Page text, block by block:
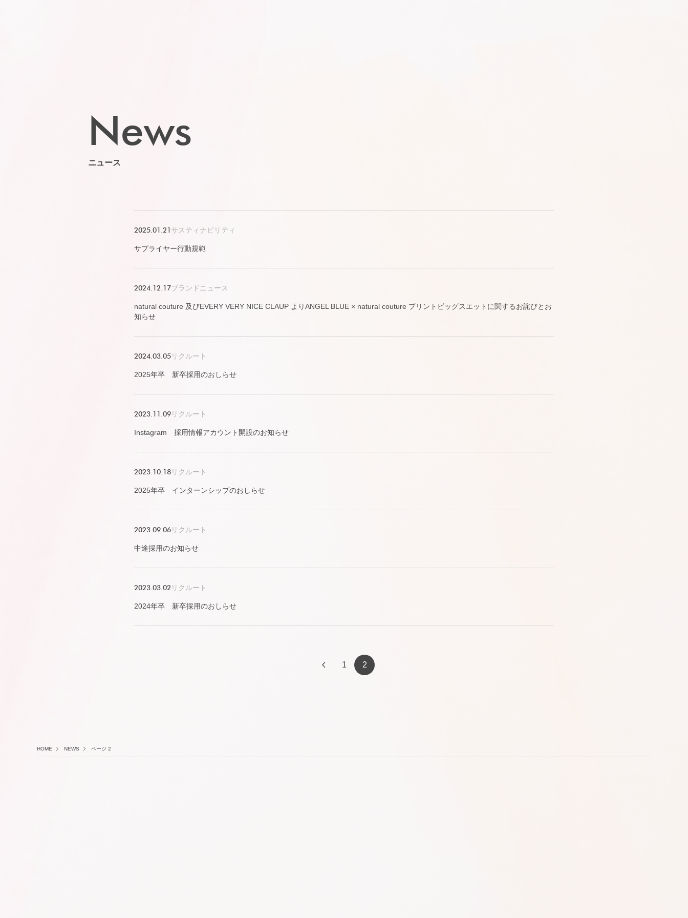
News
ニュース
2025.01.21サスティナビリティ
サプライヤー行動規範
2024.12.17ブランドニュース
natural couture 及びEVERY VERY NICE CLAUP よりANGEL BLUE × natural couture プリントビッグスエットに関するお詫びとお
知らせ
2024.03.05リクルート
2025年卒 新卒採用のおしらせ
2023.11.09リクルート
Instagram 採用情報アカウント開設のお知らせ
2023.10.18リクルート
2025年卒 インターンシップのおしらせ
2023.09.06リクルート
中途採用のお知らせ
2023.03.02 リクルート
2024年卒 新卒採用のおしらせ
1 2
HOME NEWS ページ 2